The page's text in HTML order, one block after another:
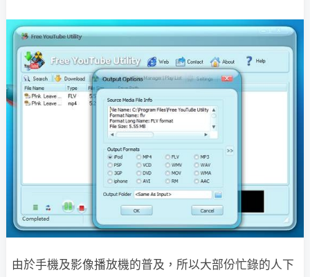
由於手機及影像播放機的普及，所以大部份忙錄的人下